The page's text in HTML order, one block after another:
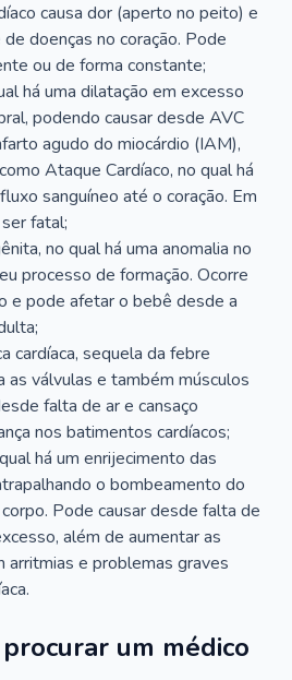
causa dor (aperto no peito) e
doenças no coração. Pode
ou de forma constante;
há uma dilatação em excesso
podendo causar desde AVC
agudo do miocárdio (IAM),
Ataque Cardíaco, no qual há
sanguíneo até o coração. Em
fatal;
no qual há uma anomalia no
processo de formação. Ocorre
e pode afetar o bebê desde a
cardíaca, sequela da febre
as válvulas e também músculos
falta de ar e cansaço
nos batimentos cardíacos;
há um enrijecimento das
o bombeamento do
Pode causar desde falta de
além de aumentar as
arritmias e problemas graves
um médico